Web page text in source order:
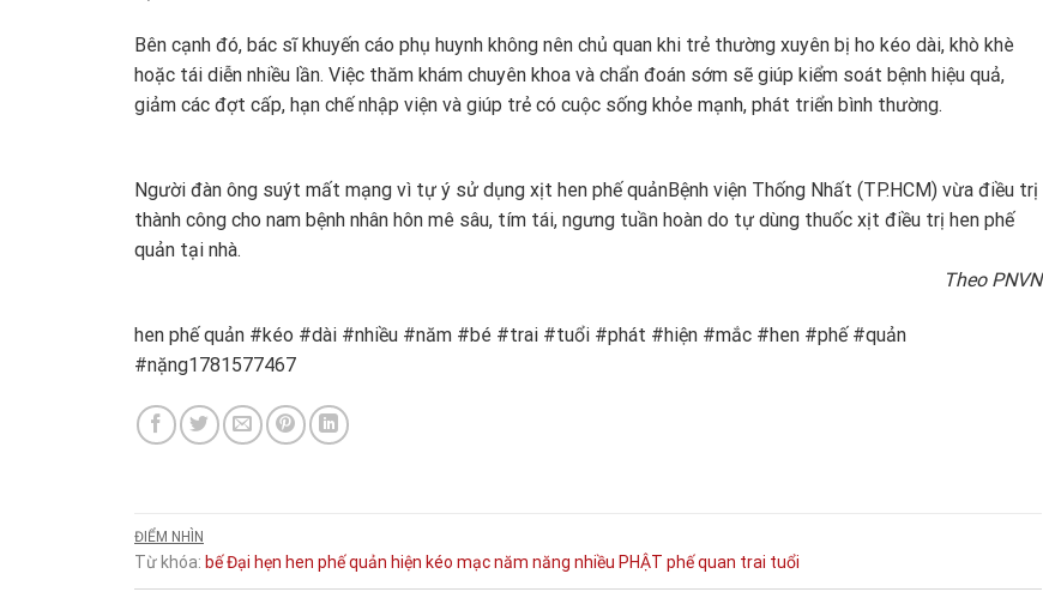
Bên cạnh đó, bác sĩ khuyến cáo phụ huynh không nên chủ quan khi trẻ thường xuyên bị ho kéo dài, khò khè
hoặc tái diễn nhiều lần. Việc thăm khám chuyên khoa và chẩn đoán sớm sẽ giúp kiểm soát bệnh hiệu quả,
giảm các đợt cấp, hạn chế nhập viện và giúp trẻ có cuộc sống khỏe mạnh, phát triển bình thường.
Người đàn ông suýt mất mạng vì tự ý sử dụng xịt hen phế quảnBệnh viện Thống Nhất (TP.HCM) vừa điều trị
thành công cho nam bệnh nhân hôn mê sâu, tím tái, ngưng tuần hoàn do tự dùng thuốc xịt điều trị hen phế
quản tại nhà.
Theo PNVN
hen phế quản #kéo #dài #nhiều #năm #bé #trai #tuổi #phát #hiện #mắc #hen #phế #quản
#nặng1781577467
ĐIỂM NHÌN
Từ khóa: bếĐại hẹn hen phế quản hiện kéo mạcnăm năng nhiều PHẬT phếquan trai tuổi